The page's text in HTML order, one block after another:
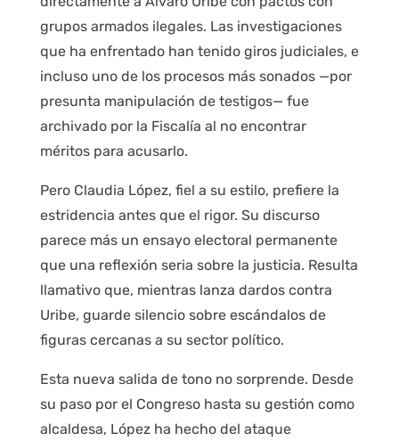
grupos armados ilegales. Las investigaciones
que ha enfrentado han tenido giros judiciales, e
incluso uno de los procesos más sonados —por
presunta manipulación de testigos— fue
archivado por la Fiscalía al no encontrar
méritos para acusarlo.
Pero Claudia López, fiel a su estilo, prefiere la
estridencia antes que el rigor. Su discurso
parece más un ensayo electoral permanente
que una reflexión seria sobre la justicia. Resulta
llamativo que, mientras lanza dardos contra
Uribe, guarde silencio sobre escándalos de
figuras cercanas a su sector político.
Esta nueva salida de tono no sorprende. Desde
su paso por el Congreso hasta su gestión como
alcaldesa, López ha hecho del ataque